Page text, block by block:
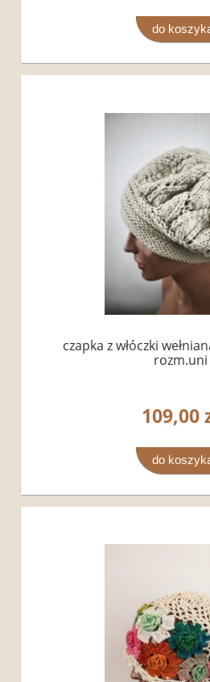
do
czapka z włóczki
rozm.uni
109,00
do